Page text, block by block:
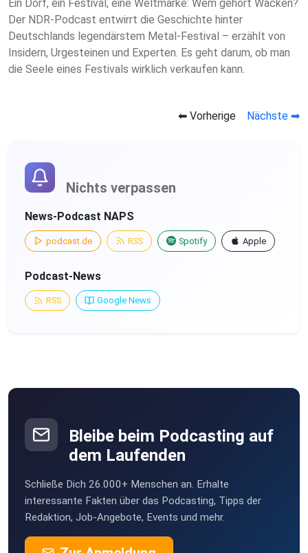
Ein Dorf, ein Festival, eine Weltmarke: Wem gehört Wacken?
Der NDR-Podcast entwirrt die Geschichte hinter
Deutschlands legendärstem Metal-Festival – erzählt von
Insidern, Urgesteinen und Experten. Es geht darum, ob man
die Seele eines Festivals wirklich verkaufen kann.
⬅ Vorherige Nächste ➡
Nichts verpassen
News-Podcast NAPS
podcast.de RSS Spotify Apple
Podcast-News
RSS Google News
Bleibe beim Podcasting auf
dem Laufenden
Schließe Dich 26.000+ Menschen an. Erhalte
interessante Fakten über das Podcasting, Tipps der
Redaktion, Job-Angebote, Events und mehr.